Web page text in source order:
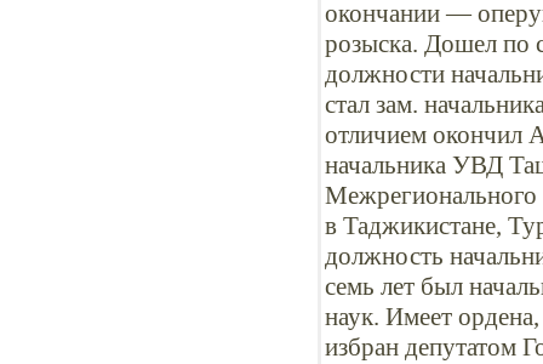
окончании —
розыска. Дошел по
должности
стал зам.
отличием окончил
начальника УВД
в Таджикистане,
должность
семь лет был
наук. Имеет
избран депутатом